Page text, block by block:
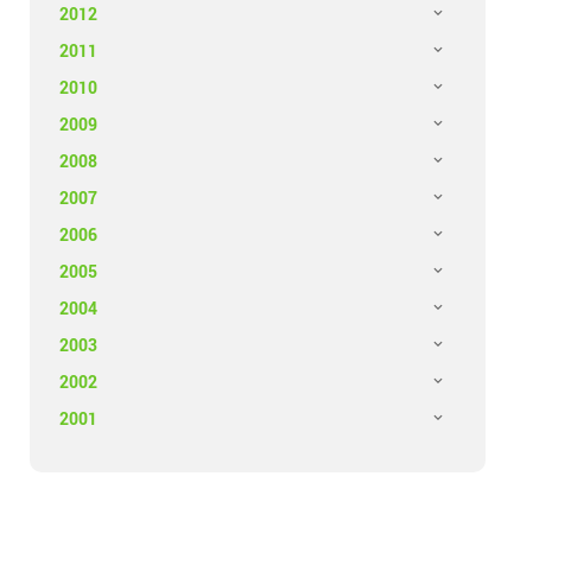
2012
2011
2010
2009
2008
2007
2006
2005
2004
2003
2002
2001